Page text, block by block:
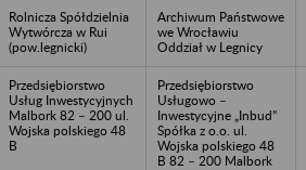
Rolnicza Spółdzielnia
Wytwórcza w Rui
(pow.legnicki)
Archiwum Państwowe
we Wrocławiu
Oddział w Legnicy
Przedsiębiorstwo
Usług Inwestycyjnych
Malbork 82 – 200 ul.
Wojska polskiego 48
B
Przedsiębiorstwo
Usługowo –
Inwestycyjne „Inbud”
Spółka z o.o. ul.
Wojska polskiego 48
B 82 – 200 Malbork